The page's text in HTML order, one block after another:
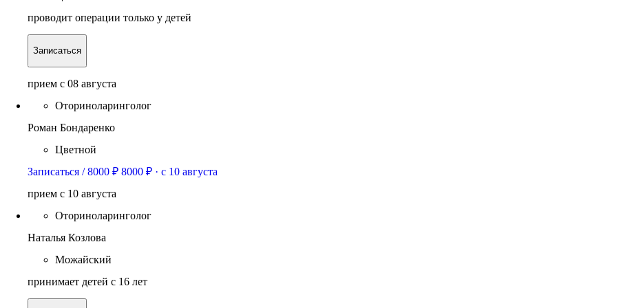
проводит операции только у детей
Записаться
прием c 08 августа
Оториноларинголог
Роман Бондаренко
Цветной
Записаться / 8000 ₽ 8000 ₽ · c 10 августа
прием c 10 августа
Оториноларинголог
Наталья Козлова
Можайский
принимает детей с 16 лет